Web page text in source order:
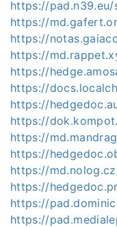
https://pad.n39.eu/
https://
https://
https://
https://
https://
https://
https://
https://
https://
https://
https://
https://
https://